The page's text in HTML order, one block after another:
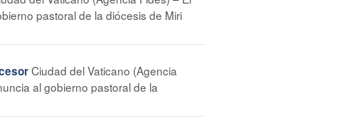
pastoral de la diócesis de Miri
Ciudad del Vaticano (Agencia
al gobierno pastoral de la